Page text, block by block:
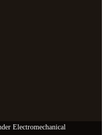
Electromechanical